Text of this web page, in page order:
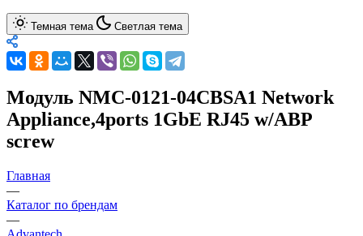
Темная тема Светлая тема
Модуль NMC-0121-04CBSA1 Network
Appliance,4ports 1GbE RJ45 w/ABP
screw
Главная
—
Каталог по брендам
—